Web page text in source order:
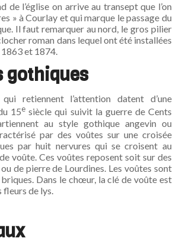
de l’église on arrive au transept que l’on
» à Courlay et qui marque le passage du
Il faut remarquer au nord, le gros pilier
roman dans lequel ont été installées
et 1874.
gothiques
retiennent l’attention datent d’une
15e siècle qui suivit la guerre de Cents
au style gothique angevin ou
par des voûtes sur une croisée
par huit nervures qui se croisent au
voûte. Ces voûtes reposent soit sur des
de pierre de Lourdines. Les voûtes sont
Dans le chœur, la clé de voûte est
de lys.